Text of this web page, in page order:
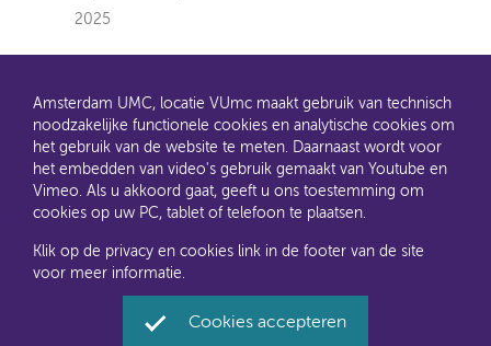
2025
AMC en VUmc zijn al een tijdje samen Amsterdam UMC.
Dit gaat u ook merken aan de websites: steeds meer
amsterdamumc.org
cookies
Amsterdam UMC, locatie VUmc maakt gebruik van technisch
noodzakelijke functionele cookies en analytische cookies om
het gebruik van de website te meten. Daarnaast wordt voor
het embedden van video's gebruik gemaakt van Youtube en
Vimeo. Als u akkoord gaat, geeft u ons toestemming om
cookies op uw PC, tablet of telefoon te plaatsen.
Klik op de privacy en cookies link in de footer van de site
voor meer informatie.
Cookies accepteren